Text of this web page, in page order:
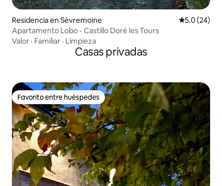
Residencia en Sèvremoine Calificación
5.0 (24)
Apartamento Lobo - Castillo Doré les Tours
Valor · Familiar · Limpieza
Casas privadas
Favorito entre huéspedes
Favorito entre huéspedes